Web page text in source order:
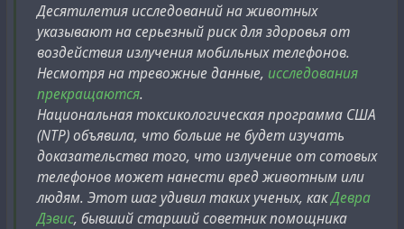
Десятилетия исследований на животных
указывают на серьезный риск для здоровья от
воздействия излучения мобильных телефонов.
Несмотря на тревожные данные, исследования
прекращаются.
Национальная токсикологическая программа США
(NTP) объявила, что больше не будет изучать
доказательства того, что излучение от сотовых
телефонов может нанести вред животным или
людям. Этот шаг удивил таких ученых, какДевра
Дэвис, бывший старший советник помощника